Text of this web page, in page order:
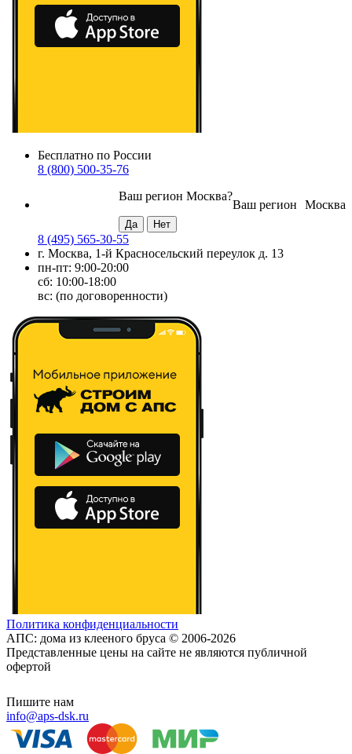
Бесплатно по России
8 (800) 500-35-76
Москва
Ваш регион
Ваш регион Москва?
8 (495) 565-30-55
г. Москва, 1-й Красносельский переулок д. 13
пн-пт: 9:00-20:00
сб: 10:00-18:00
вс: (по договоренности)
Политика конфиденциальности
АПС: дома из клееного бруса © 2006-2026
Представленные цены на сайте не являются публичной
офертой
Пишите нам
info@aps-dsk.ru